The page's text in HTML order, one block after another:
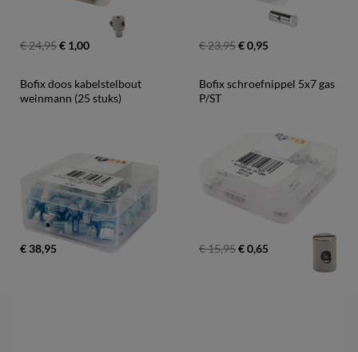
€ 24,95€ 1,00 € 23,95€ 0,95
Bofix doos kabelstelbout
weinmann (25 stuks)
€ 38,95
Bofix schroefnippel 5x7 gas
P/ST
€ 15,95€ 0,65